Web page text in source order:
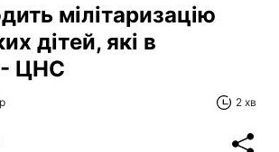
мілітаризацію
дітей, які в
- ЦНС
2 хв